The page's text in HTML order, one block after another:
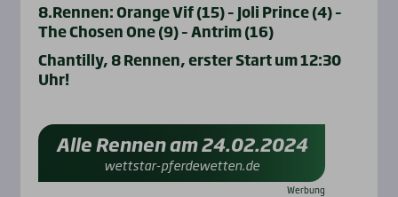
8.Rennen: Orange Vif (15) – Joli Prince (4) –
The Chosen One (9) – Antrim (16)
Chantilly, 8 Rennen, erster Start um 12:30
Uhr!
Alle Rennen am 24.02.2024
wettstar-pferdewetten.de